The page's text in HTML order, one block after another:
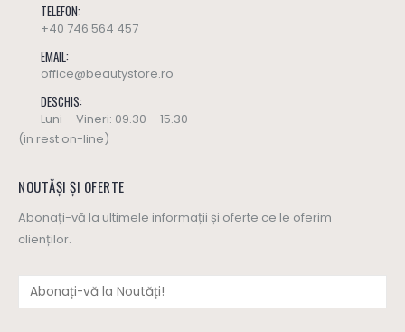
TELEFON:
+40 746 564 457
EMAIL:
office@beautystore.ro
DESCHIS:
Luni – Vineri: 09.30 – 15.30
(in rest on-line)
NOUTĂȘI ȘI OFERTE
Abonați-vă la ultimele informații și oferte ce le oferim
clienților.